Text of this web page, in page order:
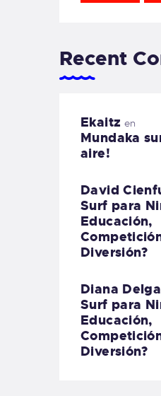
Recent
Ekaitz en
Mundaka
aire!
David
Surf para
Educación,
Diversión?
Diana
Surf para
Educación,
Diversión?